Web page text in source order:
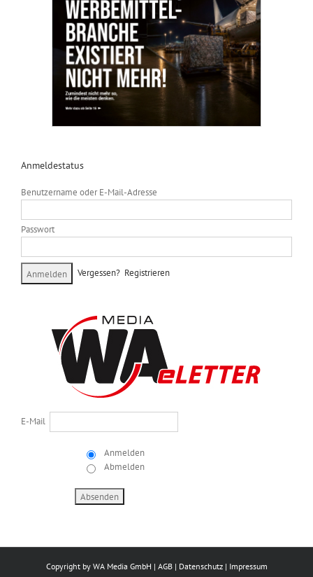
Anmeldestatus
Benutzername oder E-Mail-Adresse
Passwort
Vergessen? Registrieren
E-Mail
Anmelden
Abmelden
Copyright by WA Media GmbH | AGB| Datenschutz| Impressum